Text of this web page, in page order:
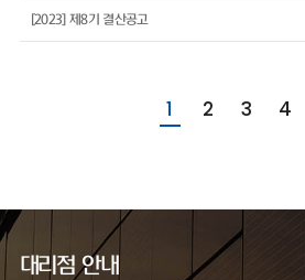
[2023] 제8기 결산공고
1 2 3 4
대리점 안내